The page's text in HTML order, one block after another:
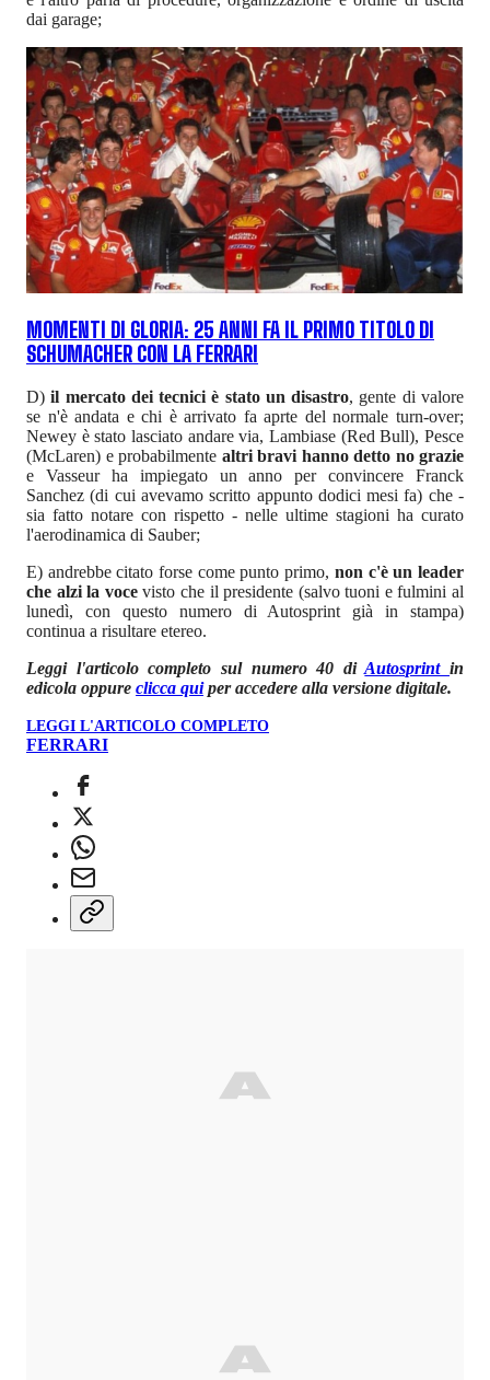
dai garage;
MOMENTI DI GLORIA: 25 ANNI FA IL PRIMO TITOLO DI
SCHUMACHER CON LA FERRARI
D)il mercato dei tecnici è stato un disastro, gente di valore
se n'è andata e chi è arrivato fa aprte del normale turn-over;
Newey è stato lasciato andare via, Lambiase (Red Bull), Pesce
(McLaren) e probabilmente altri bravi hanno detto no grazie
e Vasseur ha impiegato un anno per convincere Franck
Sanchez (di cui avevamo scritto appunto dodici mesi fa) che -
sia fatto notare con rispetto - nelle ultime stagioni ha curato
l'aerodinamica di Sauber;
E) andrebbe citato forse come punto primo, non c'è un leader
che alzi la vocevisto che il presidente (salvo tuoni e fulmini al
lunedì, con questo numero di Autosprint già in stampa)
continua a risultare etereo.
Leggi l'articolo completo sul numero 40 diAutosprint in
edicola oppure clicca quiper accedere alla versione digitale.
LEGGI L'ARTICOLO COMPLETO
FERRARI